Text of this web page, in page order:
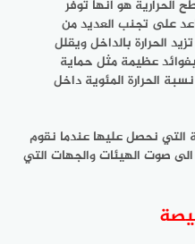
هو أنها توفر
على تجنب العديد من
الحرارة بالداخل ويقلل
عظيمة مثل حماية
الحرارة المئوية داخل
التي نحصل عليها عندما نقوم
صوت الهيئات والجهات التي